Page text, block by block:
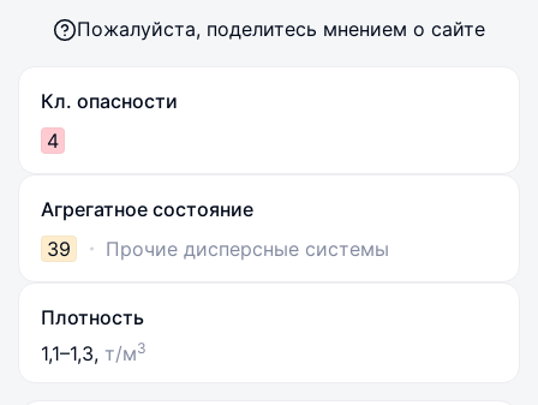
Пожалуйста, поделитесь мнением о сайте
Кл. опасности
4
Агрегатное состояние
39
Прочие дисперсные системы
Плотность
1,1–1,3, т/м3